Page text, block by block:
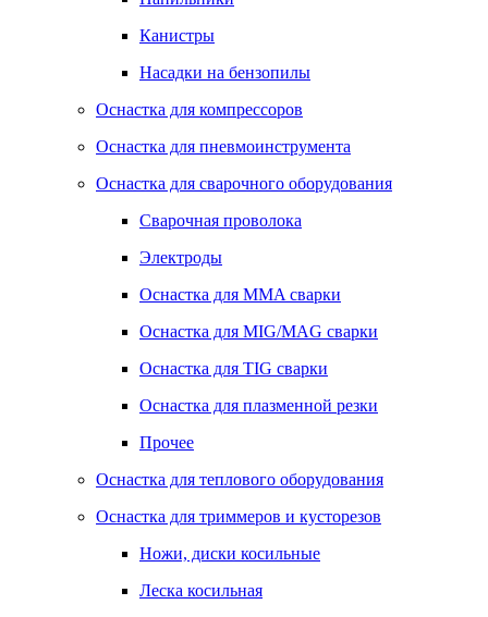
Канистры
Насадки на бензопилы
Оснастка для компрессоров
Оснастка для пневмоинструмента
Оснастка для сварочного оборудования
Сварочная проволока
Электроды
Оснастка для MMA сварки
Оснастка для MIG/MAG сварки
Оснастка для TIG сварки
Оснастка для плазменной резки
Прочее
Оснастка для теплового оборудования
Оснастка для триммеров и кусторезов
Ножи, диски косильные
Леска косильная